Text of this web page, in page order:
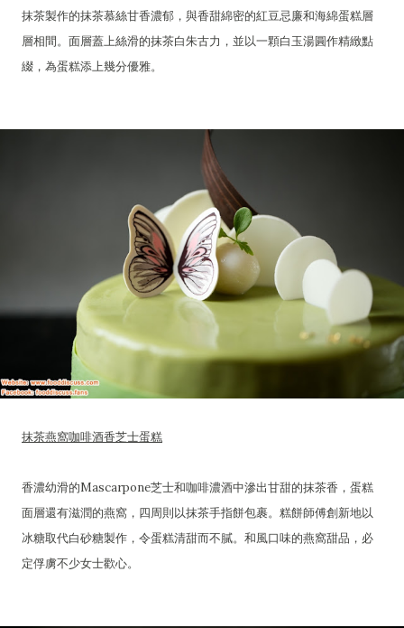
抹茶製作的抹茶慕絲甘香濃郁，與香甜綿密的紅豆忌廉和海綿蛋糕層
層相間。面層蓋上絲滑的抹茶白朱古力，並以一顆白玉湯圓作精緻點
綴，為蛋糕添上幾分優雅。
抹茶燕窩咖啡酒香芝士蛋糕
香濃幼滑的Mascarpone芝士和咖啡濃酒中滲出甘甜的抹茶香，蛋糕
面層還有滋潤的燕窩，四周則以抹茶手指餅包裹。糕餅師傅創新地以
冰糖取代白砂糖製作，令蛋糕清甜而不膩。和風口味的燕窩甜品，必
定俘虜不少女士歡心。